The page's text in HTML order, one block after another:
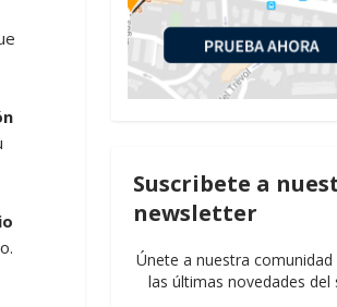
Suscribete a
newsletter
Únete a nuestra comunidad
las últimas novedades del